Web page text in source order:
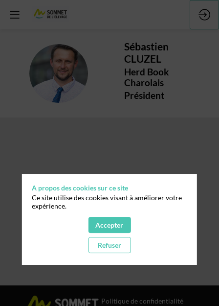
SC
Sébastien
CLUZEL
Herd Book
Charolais
Président
Politique de confidentialité
A propos des cookies sur ce site
Ce site utilise des cookies visant à améliorer votre
expérience.
Accepter
Refuser